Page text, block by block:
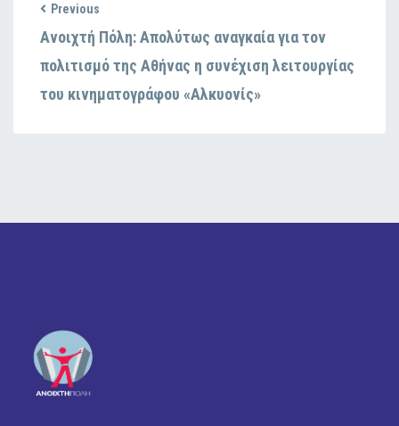
Previous
Ανοιχτή Πόλη: Απολύτως αναγκαία για τον
πολιτισμό της Αθήνας η συνέχιση λειτουργίας
του κινηματογράφου «Αλκυονίς»